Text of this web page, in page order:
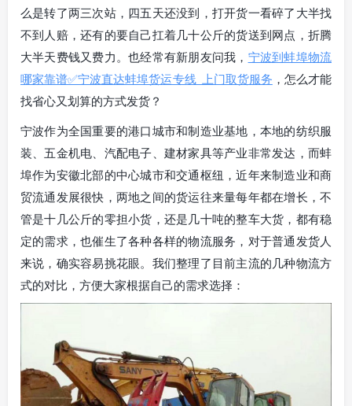
么是转了两三次站，四五天还没到，打开货一看碎了大半找
不到人赔，还有的要自己扛着几十公斤的货送到网点，折腾
大半天费钱又费力。也经常有新朋友问我， 宁波到蚌埠物流
哪家靠谱✅宁波直达蚌埠货运专线_上门取货服务 ，怎么才能
找省心又划算的方式发货？
宁波作为全国重要的港口城市和制造业基地，本地的纺织服
装、五金机电、汽配电子、建材家具等产业非常发达，而蚌
埠作为安徽北部的中心城市和交通枢纽，近年来制造业和商
贸流通发展很快，两地之间的货运往来量每年都在增长，不
管是十几公斤的零担小货，还是几十吨的整车大货，都有稳
定的需求，也催生了各种各样的物流服务，对于普通发货人
来说，确实容易挑花眼。我们整理了目前主流的几种物流方
式的对比，方便大家根据自己的需求选择：